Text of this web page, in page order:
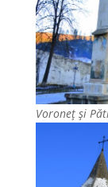
Voroneţ şi